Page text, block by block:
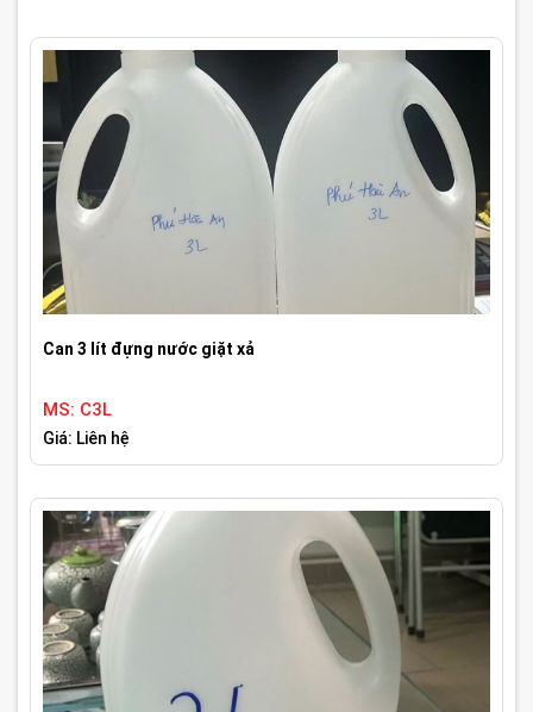
Can 3 lít đựng nước giặt xả
MS: C3L
Giá: Liên hệ